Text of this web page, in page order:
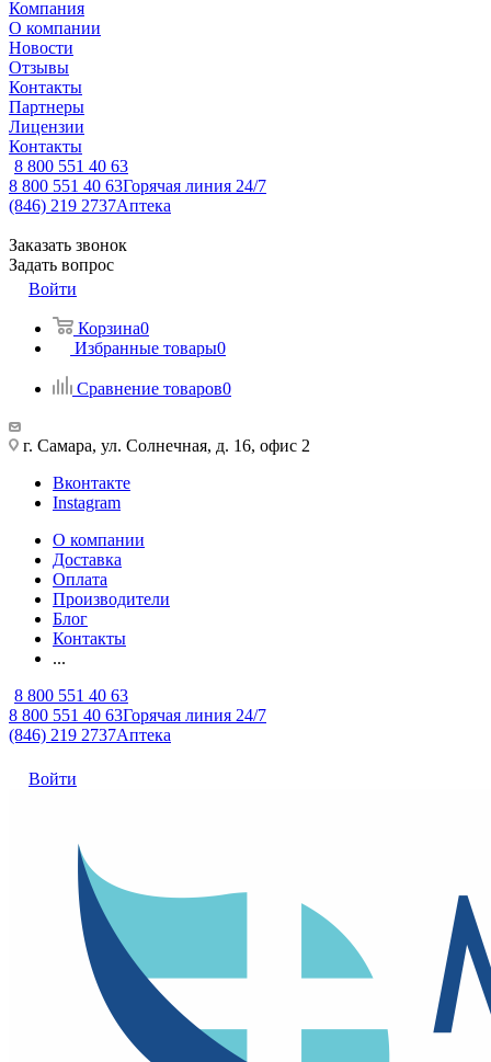
Компания
О компании
Новости
Отзывы
Контакты
Партнеры
Лицензии
Контакты
8 800 551 40 63
8 800 551 40 63Горячая линия 24/7
(846) 219 2737Аптека
Заказать звонок
Задать вопрос
Войти
Корзина0
Избранные товары0
Сравнение товаров0
г. Самара, ул. Солнечная, д. 16, офис 2
Вконтакте
Instagram
О компании
Доставка
Оплата
Производители
Блог
Контакты
...
8 800 551 40 63
8 800 551 40 63Горячая линия 24/7
(846) 219 2737Аптека
Войти